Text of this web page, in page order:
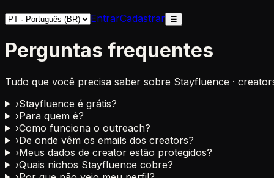
EntrarCadastrar ☰
Perguntas frequentes
Tudo que você precisa saber sobre Stayfluence ·
›Stayfluence é grátis?
›Para quem é?
›Como funciona o outreach?
›De onde vêm os emails dos creators?
›Meus dados de creator estão protegidos?
›Quais nichos Stayfluence cobre?